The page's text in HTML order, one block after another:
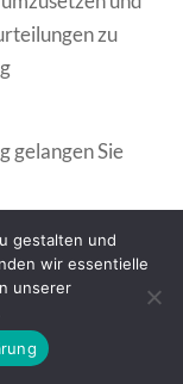
zu
gelangen Sie
aufgelegt.
gestalten und
wir essentielle
unserer